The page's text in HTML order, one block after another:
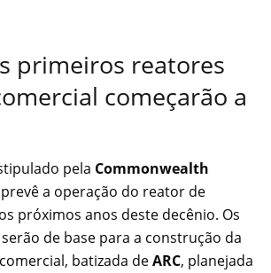
primeiros reatores
começarão a
pela Commonwealth
prevê a operação do reator de
próximos anos deste decênio. Os
de base para a construção da
batizada deARC, planejada